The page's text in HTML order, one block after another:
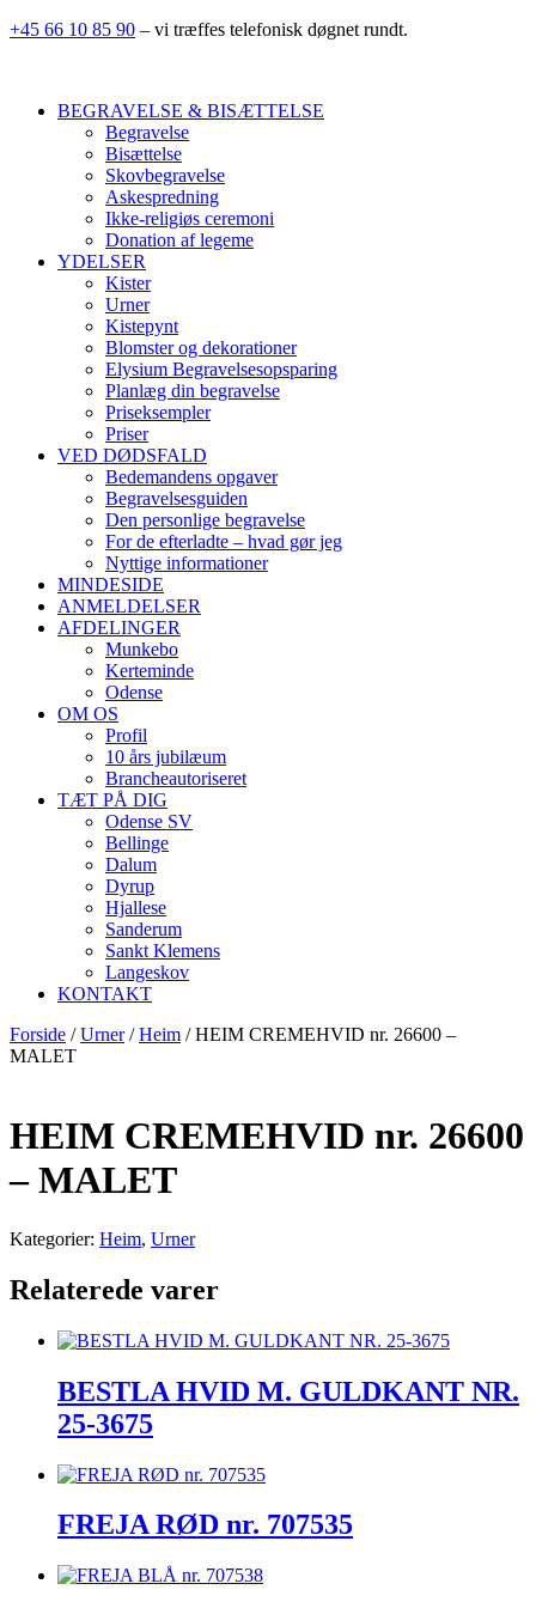
+45 66 10 85 90 – vi træffes telefonisk døgnet rundt.
BEGRAVELSE & BISÆTTELSE
Begravelse
Bisættelse
Skovbegravelse
Askespredning
Ikke-religiøs ceremoni
Donation af legeme
YDELSER
Kister
Urner
Kistepynt
Blomster og dekorationer
Elysium Begravelsesopsparing
Planlæg din begravelse
Priseksempler
Priser
VED DØDSFALD
Bedemandens opgaver
Begravelsesguiden
Den personlige begravelse
For de efterladte – hvad gør jeg
Nyttige informationer
MINDESIDE
ANMELDELSER
AFDELINGER
Munkebo
Kerteminde
Odense
OM OS
Profil
10 års jubilæum
Brancheautoriseret
TÆT PÅ DIG
Odense SV
Bellinge
Dalum
Dyrup
Hjallese
Sanderum
Sankt Klemens
Langeskov
KONTAKT
Forside /Urner/Heim / HEIM CREMEHVID nr. 26600 –
MALET
HEIM CREMEHVID nr. 26600
– MALET
Kategorier: Heim, Urner
Relaterede varer
BESTLA HVID M. GULDKANT NR.
25-3675
FREJA RØD nr. 707535